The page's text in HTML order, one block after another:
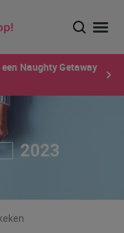
Naughty Getaway